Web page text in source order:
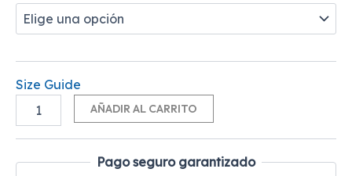
Size Guide
AÑADIR AL CARRITO
Pago seguro garantizado